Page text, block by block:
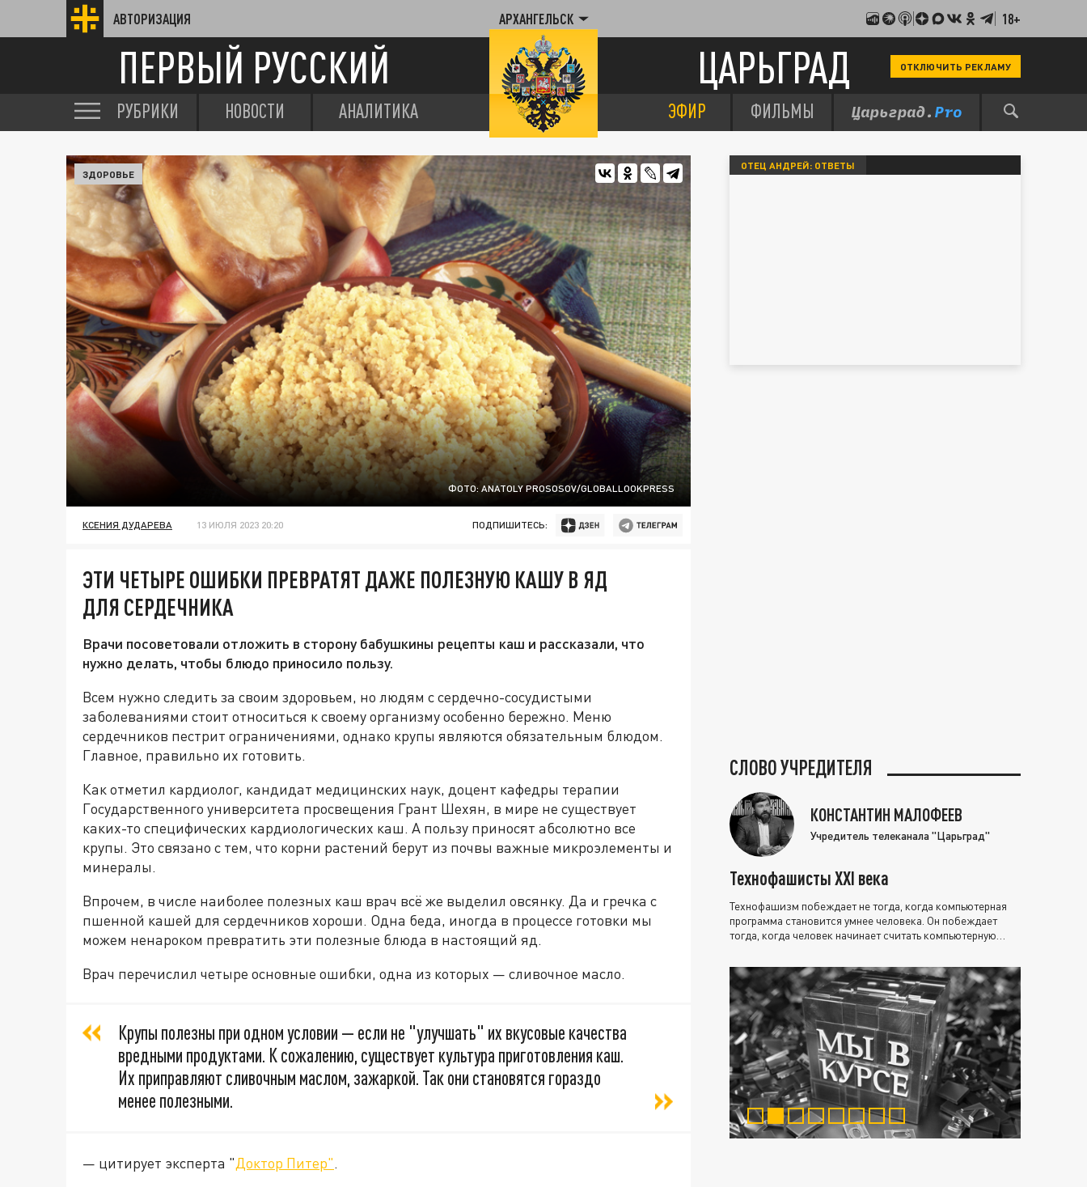
АВТОРИЗАЦИЯ АРХАНГЕЛЬСК 18+
ПЕРВЫЙ РУССКИЙ ЦАРЬГРАД ОТКЛЮЧИТЬ РЕКЛАМУ
РУБРИКИ НОВОСТИ АНАЛИТИКА ЭФИР ФИЛЬМЫ
ФОТО: ANATOLY PROSOSOV/GLOBALLOOKPRESS
ЗДОРОВЬЕ
КСЕНИЯ ДУДАРЕВА 13 ИЮЛЯ 2023 20:20 ПОДПИШИТЕСЬ:
ЭТИ ЧЕТЫРЕ ОШИБКИ ПРЕВРАТЯТ ДАЖЕ ПОЛЕЗНУЮ КАШУ В ЯД
ДЛЯ СЕРДЕЧНИКА
Врачи посоветовали отложить в сторону бабушкины рецепты каш и рассказали, что
нужно делать, чтобы блюдо приносило пользу.
Всем нужно следить за своим здоровьем, но людям с сердечно-сосудистыми
заболеваниями стоит относиться к своему организму особенно бережно. Меню
сердечников пестрит ограничениями, однако крупы являются обязательным блюдом.
Главное, правильно их готовить.
Как отметил кардиолог, кандидат медицинских наук, доцент кафедры терапии
Государственного университета просвещения Грант Шехян, в мире не существует
каких-то специфических кардиологических каш. А пользу приносят абсолютно все
крупы. Это связано с тем, что корни растений берут из почвы важные микроэлементы и
минералы.
Впрочем, в числе наиболее полезных каш врач всё же выделил овсянку. Да и гречка с
пшенной кашей для сердечников хороши. Одна беда, иногда в процессе готовки мы
можем ненароком превратить эти полезные блюда в настоящий яд.
Врач перечислил четыре основные ошибки, одна из которых — сливочное масло.
Крупы полезны при одном условии — если не "улучшать" их вкусовые качества
вредными продуктами. К сожалению, существует культура приготовления каш.
Их приправляют сливочным маслом, зажаркой. Так они становятся гораздо
менее полезными.
— цитирует эксперта "Доктор Питер".
ОТЕЦ АНДРЕЙ: ОТВЕТЫ
СЛОВО УЧРЕДИТЕЛЯ
КОНСТАНТИН МАЛОФЕЕВ
Учредитель телеканала "Царьград"
Технофашисты XXI века
Технофашизм побеждает не тогда, когда компьютерная
программа становится умнее человека. Он побеждает
тогда, когда человек начинает считать компьютерную